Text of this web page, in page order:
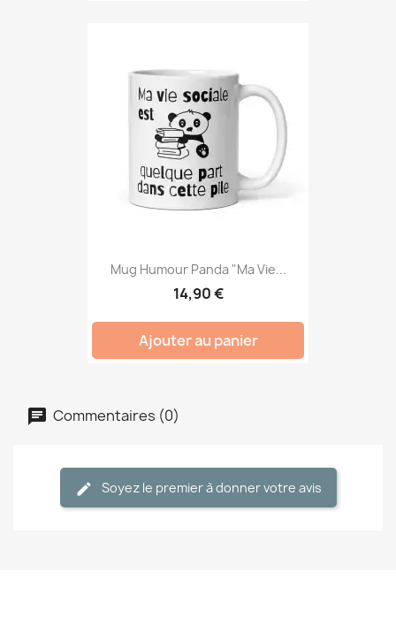
Mug Humour Panda "Ma Vie...
14,90 €
Ajouter au panier
Commentaires (0)
Soyez le premier à donner votre avis